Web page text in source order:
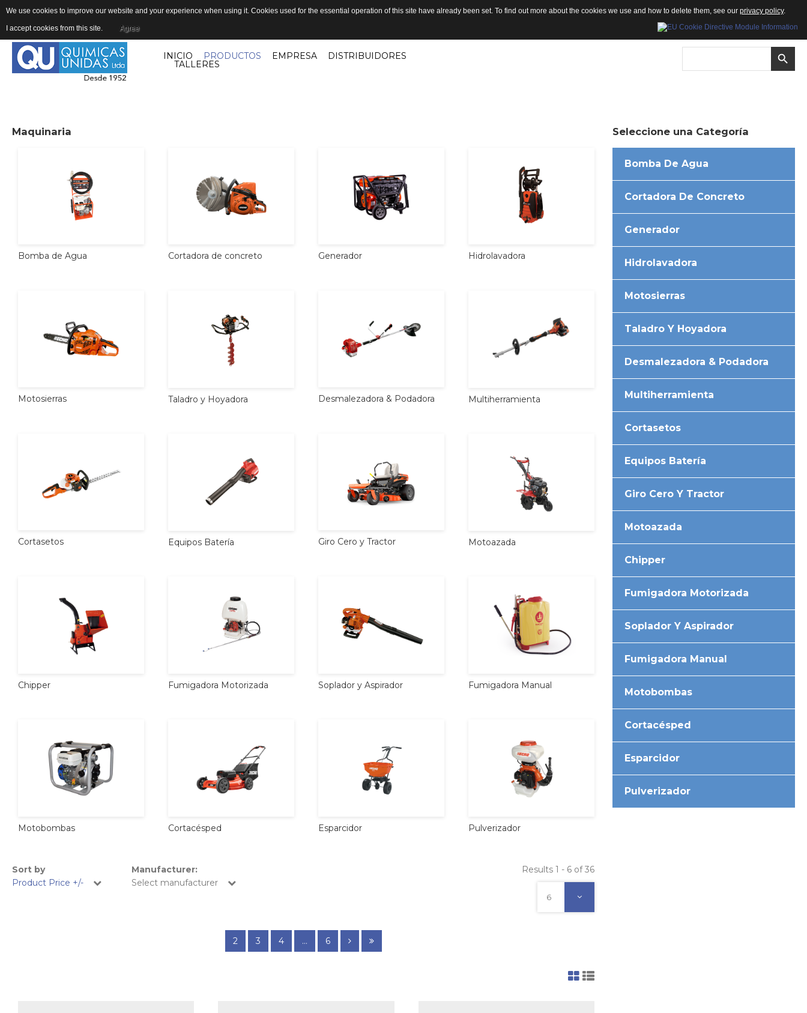
INICIO PRODUCTOS EMPRESA DISTRIBUIDORES
TALLERES
Maquinaria
Bomba de Agua Cortadora de concreto Generador Hidrolavadora
Motosierras Taladro y Hoyadora Desmalezadora & Podadora Multiherramienta
Cortasetos Equipos Batería Giro Cero y Tractor Motoazada
Chipper Fumigadora Motorizada Soplador y Aspirador Fumigadora Manual
Motobombas Cortacésped Esparcidor Pulverizador
Sort by
Product Price +/-
Manufacturer:
Select manufacturer
Results 1 - 6 of 36
6
2 3 4 ... 6
Seleccione una Categoría
Bomba De Agua
Cortadora De Concreto
Generador
Hidrolavadora
Motosierras
Taladro Y Hoyadora
Desmalezadora & Podadora
Multiherramienta
Cortasetos
Equipos Batería
Giro Cero Y Tractor
Motoazada
Chipper
Fumigadora Motorizada
Soplador Y Aspirador
Fumigadora Manual
Motobombas
Cortacésped
Esparcidor
Pulverizador
We use cookies to improve our website and your experience when using it. Cookies used for the essential operation of this site have already been set. To find out more about the cookies we use and how to delete them, see our privacy policy.
I accept cookies from this site. Agree